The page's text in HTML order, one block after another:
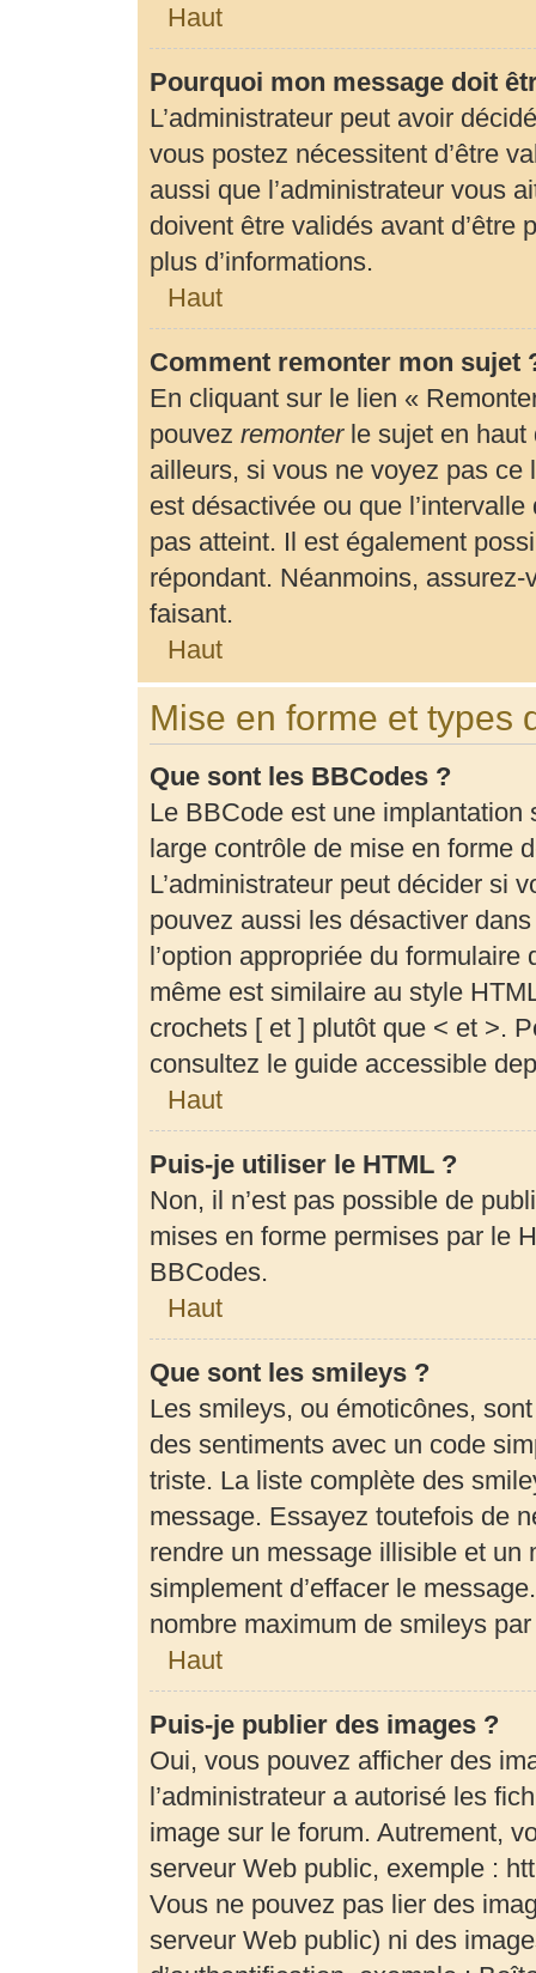
Haut
Pourquoi mon message doit
L’administrateur peut avoir
vous postez nécessitent d’être
aussi que l’administrateur vous
doivent être validés avant d’être
plus d’informations.
Haut
Comment remonter mon sujet
En cliquant sur le lien «
pouvez remonterle sujet en haut
ailleurs, si vous ne voyez pas
est désactivée ou que
pas atteint. Il est également
répondant. Néanmoins,
faisant.
Haut
Mise en forme et types
Que sont les BBCodes ?
Le BBCode est une
large contrôle de mise en forme
L’administrateur peut décider si
pouvez aussi les désactiver
l’option appropriée du
même est similaire au style
crochets [ et ] plutôt que < et >.
consultez le guide accessible
Haut
Puis-je utiliser le HTML ?
Non, il n’est pas possible de
mises en forme permises par le
BBCodes.
Haut
Que sont les smileys ?
Les smileys, ou émoticônes,
des sentiments avec un code
triste. La liste complète des
message. Essayez toutefois de
rendre un message illisible et un
simplement d’effacer le
nombre maximum de smileys
Haut
Puis-je publier des images ?
Oui, vous pouvez afficher des
l’administrateur a autorisé les
image sur le forum. Autrement,
serveur Web public, exemple :
Vous ne pouvez pas lier des
serveur Web public) ni des